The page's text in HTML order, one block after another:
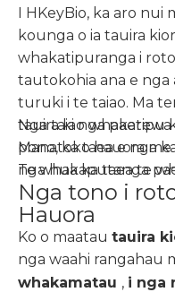
I HKeyBio, ka aro nui
kounga o ia tauira
whakatipuranga i
tautokohia ana e nga
turuki i te taiao. Ma
tauira ki nga
pono, ka taea e nga
nga hua ka taea te
Nga taiao whakatipu
Manatoko hauora me
Te whakaputanga
Nga tono i
Hauora
Ko o maatau tauira
nga waahi rangahau
whakamatau , i nga